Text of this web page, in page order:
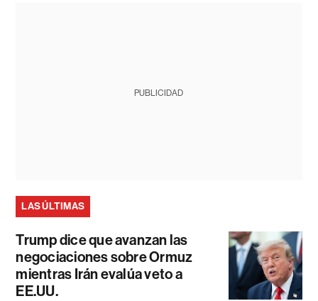
PUBLICIDAD
LAS ÚLTIMAS
Trump dice que avanzan las
negociaciones sobre Ormuz
mientras Irán evalúa veto a
EE.UU.